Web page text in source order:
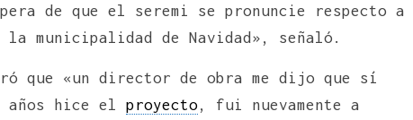
de que el seremi se pronuncie respecto a
la municipalidad de Navidad», señaló.
que «un director de obra me dijo que sí
años hice el proyecto, fui nuevamente a